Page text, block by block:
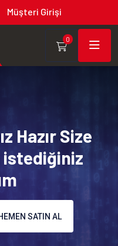
Müşteri Girişi
0
Hazır Size
istediğiniz
SATIN AL